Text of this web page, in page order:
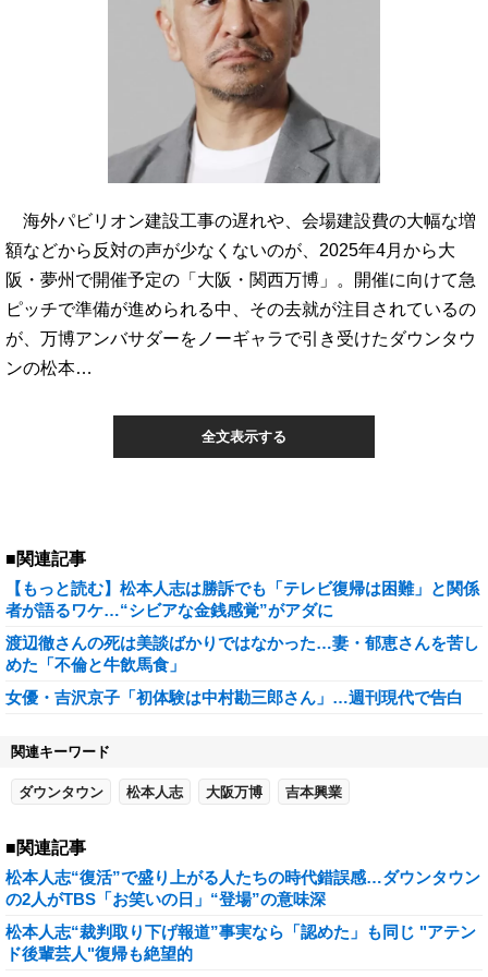
海外パビリオン建設工事の遅れや、会場建設費の大幅な増
額などから反対の声が少なくないのが、2025年4月から大
阪・夢州で開催予定の「大阪・関西万博」。開催に向けて急
ピッチで準備が進められる中、その去就が注目されているの
が、万博アンバサダーをノーギャラで引き受けたダウンタウ
ンの松本…
全文表示する
■関連記事
【もっと読む】松本人志は勝訴でも「テレビ復帰は困難」と関係
者が語るワケ…“シビアな金銭感覚”がアダに
渡辺徹さんの死は美談ばかりではなかった…妻・郁恵さんを苦し
めた「不倫と牛飲馬食」
女優・吉沢京子「初体験は中村勘三郎さん」…週刊現代で告白
関連キーワード
ダウンタウン 松本人志 大阪万博 吉本興業
■関連記事
松本人志“復活”で盛り上がる人たちの時代錯誤感…ダウンタウン
の2人がTBS「お笑いの日」“登場”の意味深
松本人志“裁判取り下げ報道”事実なら「認めた」も同じ "アテン
ド後輩芸人"復帰も絶望的